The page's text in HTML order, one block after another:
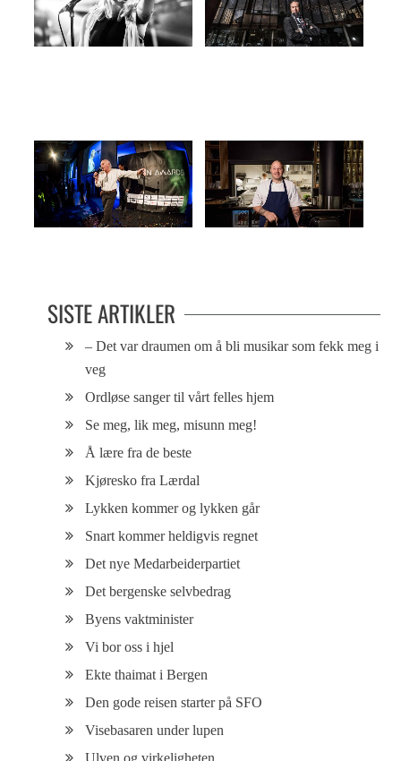
SISTE ARTIKLER
– Det var draumen om å bli musikar som fekk meg i
veg
Ordløse sanger til vårt felles hjem
Se meg, lik meg, misunn meg!
Å lære fra de beste
Kjøresko fra Lærdal
Lykken kommer og lykken går
Snart kommer heldigvis regnet
Det nye Medarbeiderpartiet
Det bergenske selvbedrag
Byens vaktminister
Vi bor oss i hjel
Ekte thaimat i Bergen
Den gode reisen starter på SFO
Visebasaren under lupen